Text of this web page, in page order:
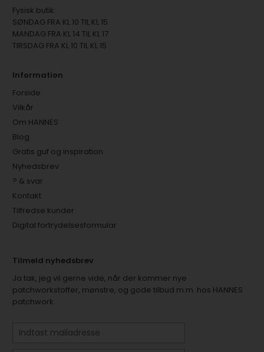
Fysisk butik:
SØNDAG FRA KL 10 TIL KL 15
MANDAG FRA KL 14 TIL KL 17
TIRSDAG FRA KL 10 TIL KL 15
Information
Forside
Vilkår
Om HANNES
Blog
Gratis guf og inspiration
Nyhedsbrev
? & svar
Kontakt
Tilfredse kunder
Digital fortrydelsesformular
Tilmeld nyhedsbrev
Ja tak, jeg vil gerne vide, når der kommer nye
patchworkstoffer, mønstre, og gode tilbud m.m. hos HANNES
patchwork.